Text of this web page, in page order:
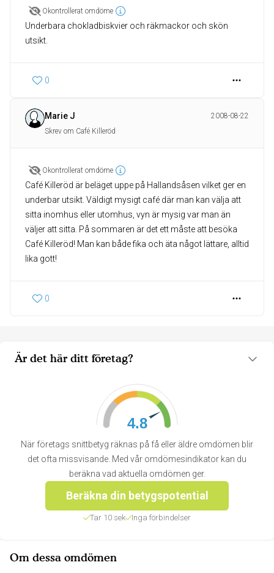
Är det här ditt företag?
4.8
När företags snittbetyg räknas på få eller äldre omdömen blir
det ofta missvisande. Med vår omdömesindikator kan du
beräkna vad aktuella omdömen ger.
Beräkna din betygspotential
Tar 10 sek Inga förbindelser
Om dessa omdömen
Okontrollerat omdöme
Underbara chokladbiskvier och räkmackor och skön
utsikt.
0
Marie J
2008-08-22
Skrev om Café Killeröd
Okontrollerat omdöme
Café Killeröd är beläget uppe på Hallandsåsen vilket ger en
underbar utsikt. Väldigt mysigt café där man kan välja att
sitta inomhus eller utomhus, vyn är mysig var man än
väljer att sitta. På sommaren är det ett måste att besöka
Café Killeröd! Man kan både fika och äta något lättare, alltid
lika gott!
0